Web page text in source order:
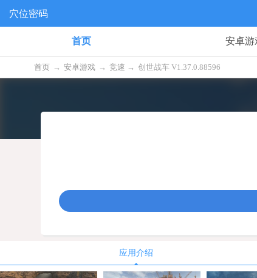
穴位密码
首页 安卓游
首页 → 安卓游戏 → 竞速 → 创世战车 V1.37.0.88596
应用介绍